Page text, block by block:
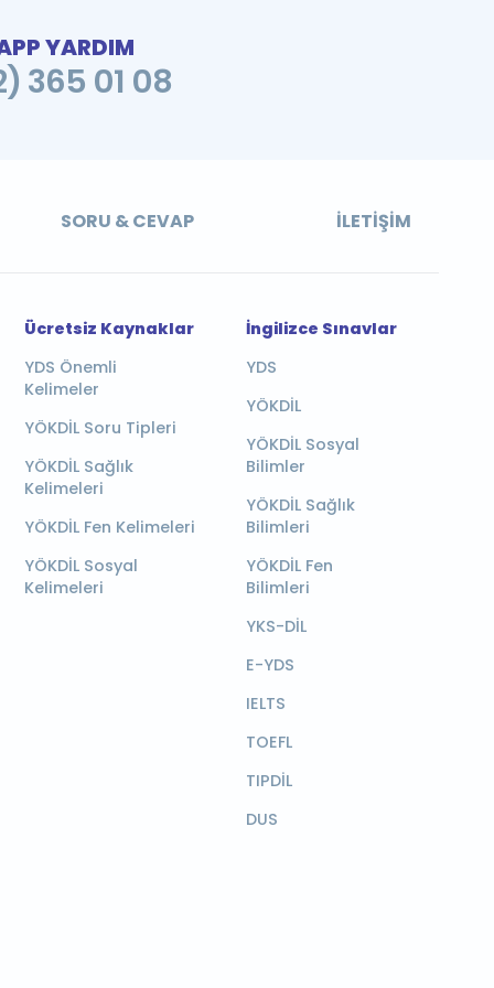
YARDIM
365 01 08
SORU & CEVAP İLETIŞIM
Ücretsiz Kaynaklar
YDS Önemli
Kelimeler
YÖKDİL Soru Tipleri
YÖKDİL Sağlık
Kelimeleri
YÖKDİL Fen Kelimeleri
YÖKDİL Sosyal
Kelimeleri
İngilizce Sınavlar
YDS
YÖKDİL
YÖKDİL Sosyal
Bilimler
YÖKDİL Sağlık
Bilimleri
YÖKDİL Fen
Bilimleri
YKS-DİL
E-YDS
IELTS
TOEFL
TIPDİL
DUS